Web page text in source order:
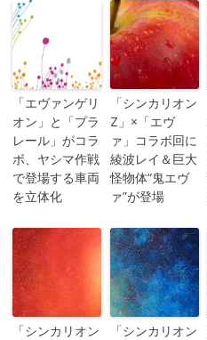
「エヴァンゲリ
オン」と「プラ
レール」がコラ
ボ、ヤシマ作戦
で登場する車両
を立体化
「シンカリオン
Z」×「エヴ
ァ」コラボ回に
綾波レイ＆巨大
怪物体“鬼エヴ
ァ”が登場
「シンカリオン
「シンカリオン